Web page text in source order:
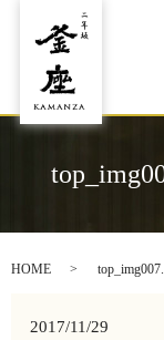
HOME
2017/11/29